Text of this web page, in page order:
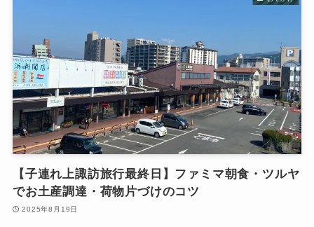
【子連れ上諏訪旅行最終日】ファミマ朝食・ツルヤ
でお土産調達・荷物片づけのコツ
2025年8月19日